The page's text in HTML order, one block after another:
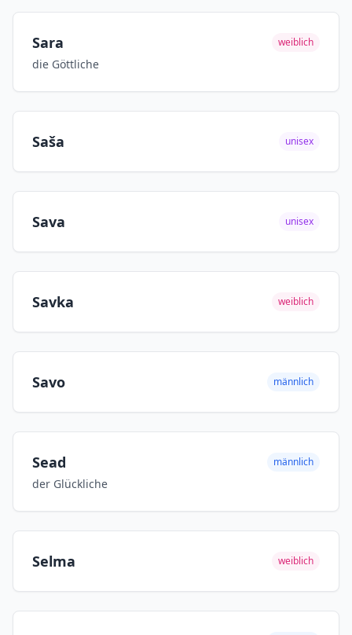
Sara weiblich
die Göttliche
Saša unisex
Sava unisex
Savka weiblich
Savo männlich
Sead männlich
der Glückliche
Selma weiblich